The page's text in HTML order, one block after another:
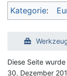
Kategorie:
Diese Seite
30. Dezember